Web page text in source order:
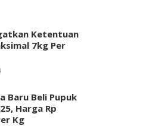
Ketentuan
7kg Per
Baru Beli Pupuk
Harga Rp
Kg